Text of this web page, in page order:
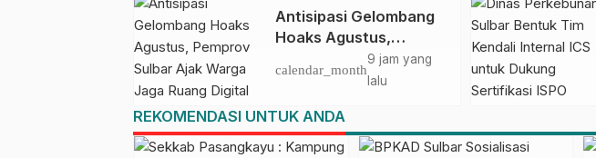
Antisipasi Gelombang
Hoaks Agustus,
Pemprov Sulbar Ajak
Warga Jaga Ruang
calendar_month
9 jam yang
lalu
REKOMENDASI UNTUK ANDA